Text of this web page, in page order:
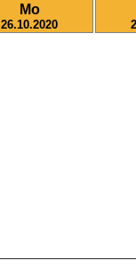
Mo
26.10.2020